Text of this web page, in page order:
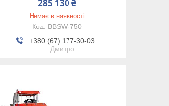
285 130 ₴
Немає в наявності
BBSW-750
+380 (67) 177-30-03
Дмитро